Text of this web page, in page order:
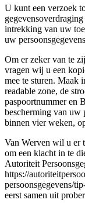
U kunt een verzoek
intrekking van uw
uw
Om er zeker van te
vragen wij u een
mee te sturen. Maak
readable zone, de
paspoortnummer en
bescherming van uw
binnen vier weken,
Van Werven wil u er
om een klacht in te
Autoriteit
https://
persoonsgegevens/
eerst samen uit